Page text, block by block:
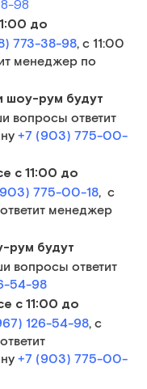
98
до
773-38-98, с 11:00
менеджер по
шоу-рум будут
вопросы ответит
+7 (903) 775-00-
с 11:00 до
775-00-18, с
менеджер
рум будут
вопросы ответит
54-98
с 11:00 до
126-54-98, с
+7 (903) 775-00-